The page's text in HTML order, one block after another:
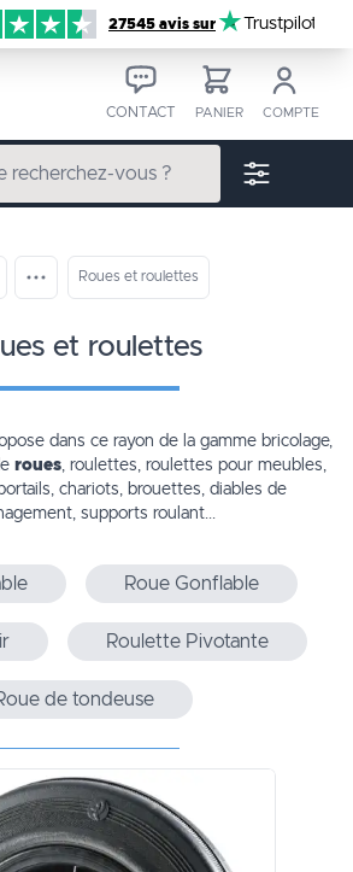
27545 avis sur Trustpilot
CONTACT PANIER COMPTE
Roues et roulettes
et roulettes
dans ce rayon de la gamme bricolage,
roues, roulettes, roulettes pour meubles,
chariots, brouettes, diables de
supports roulant...
Roue Gonflable
Roulette Pivotante
de tondeuse